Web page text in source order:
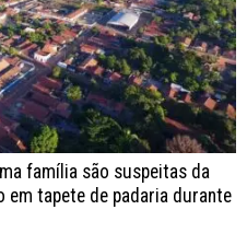
família são suspeitas da
tapete de padaria durante